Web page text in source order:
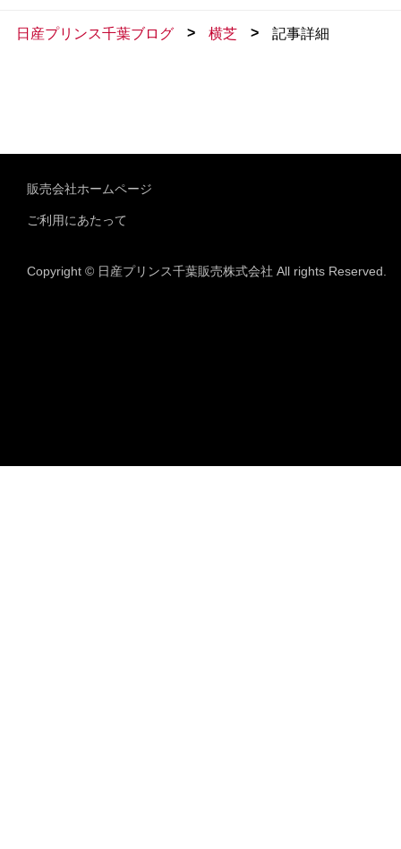
日産プリンス千葉ブログ > 横芝 > 記事詳細
販売会社ホームページ
ご利用にあたって
Copyright © 日産プリンス千葉販売株式会社 All rights Reserved.